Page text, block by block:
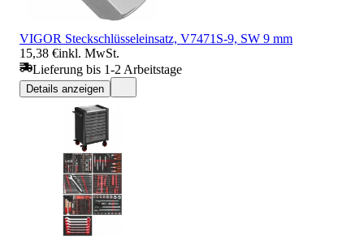
VIGOR Steckschlüsseleinsatz, V7471S-9, SW 9 mm
15,38 €inkl. MwSt.
Lieferung bis 1-2 Arbeitstage
Details anzeigen